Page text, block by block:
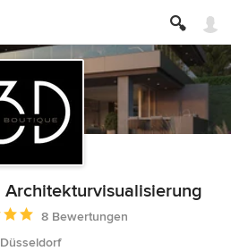
Architekturvisualisierung
Bewertung: 5 von 5 Sternen
8 Bewertungen
Düsseldorf